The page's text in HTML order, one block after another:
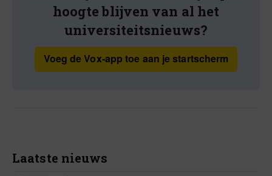
hoogte blijven van al het
universiteitsnieuws?
Voeg de Vox-app toe aan je startscherm
Laatste nieuws